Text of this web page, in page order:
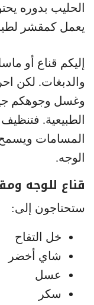
الحليب بدوره
يعمل كمقشر
إليكم قناع أو
والدبغات. لكن
وغسل وجوهكم
الطبيعية.
المسامات ويسمح
الوجه.
قناع للوجه
ستحتاجون إلى:
خل التفاح
شاي أخضر
عسل
سكر